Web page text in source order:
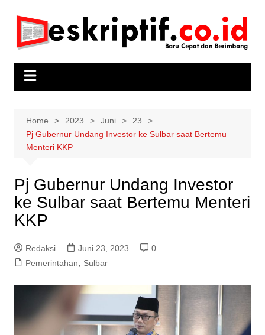
content
Home 2023 Juni
23
Pj Gubernur Undang Investor ke Sulbar saat Bertemu
Menteri KKP
Pj Gubernur Undang Investor
ke Sulbar saat Bertemu Menteri
KKP
Redaksi Juni 23, 2023
0
Pemerintahan
Sulbar